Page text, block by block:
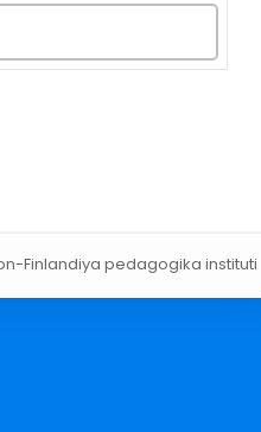
Finlandiya pedagogika instituti